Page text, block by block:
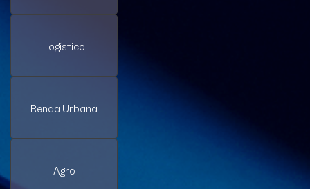
Logístico
Renda Urbana
Agro